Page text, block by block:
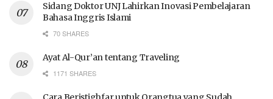
Sidang Doktor UNJ Lahirkan Inovasi Pembelajaran
Bahasa Inggris Islami
70 SHARES
Ayat Al-Qur’an tentang Traveling
1171 SHARES